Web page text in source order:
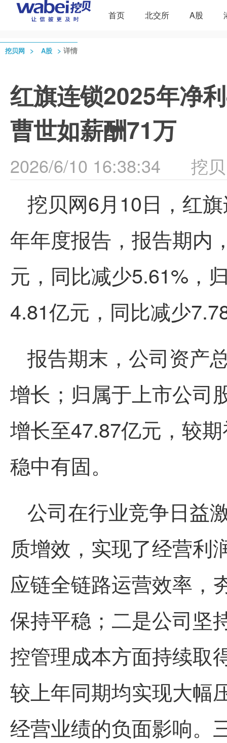
首页 北交所 A股
挖贝网 > A股 > 详情
红旗连锁2025年净
曹世如薪酬71万
2026/6/10 16:38:34 挖
挖贝网6月10日，红
年年度报告，报告期内
元，同比减少5.61%，
4.81亿元，同比减少
报告期末，公司资产
增长；归属于上市公司
增长至47.87亿元，较
稳中有固。
公司在行业竞争日益
质增效，实现了经营利
应链全链路运营效率，
保持平稳；二是公司坚
控管理成本方面持续取
较上年同期均实现大幅
经营业绩的负面影响。